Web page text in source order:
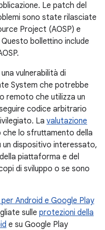
Le patch del
sono state rilasciate
Project (AOSP) e
bollettino include
vulnerabilità di
System che potrebbe
remoto che utilizza un
codice arbitrario
La valutazione
che lo sfruttamento della
dispositivo interessato,
piattaforma e del
di sviluppo o se sono
Android e Google Play
sulle protezioni della
e su Google Play